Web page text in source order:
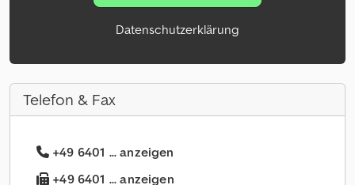
Datenschutzerklärung
Telefon & Fax
+49 6401 ... anzeigen
+49 6401 ... anzeigen